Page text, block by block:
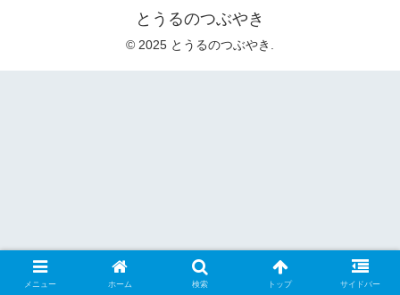
とうるのつぶやき
© 2025 とうるのつぶやき.
メニュー ホーム 検索 トップ サイドバー